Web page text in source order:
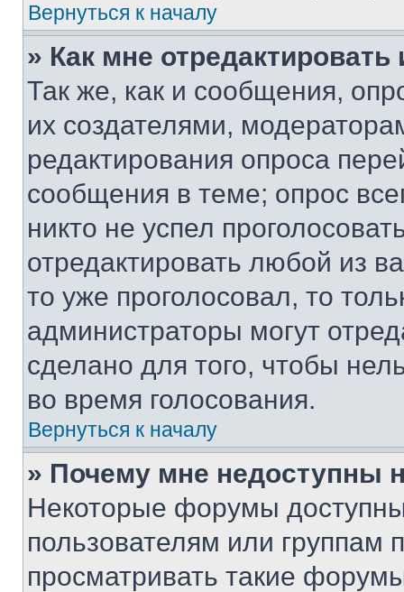
Вернуться к началу
» Как мне
Так же, как и сообщения,
их создателями,
редактирования опроса
сообщения в теме; опрос
никто не успел
отредактировать любой из
то уже проголосовал, то
администраторы могут
сделано для того, чтобы
во время голосования.
Вернуться к началу
» Почему мне недоступны
Некоторые форумы
пользователям или группам
просматривать такие